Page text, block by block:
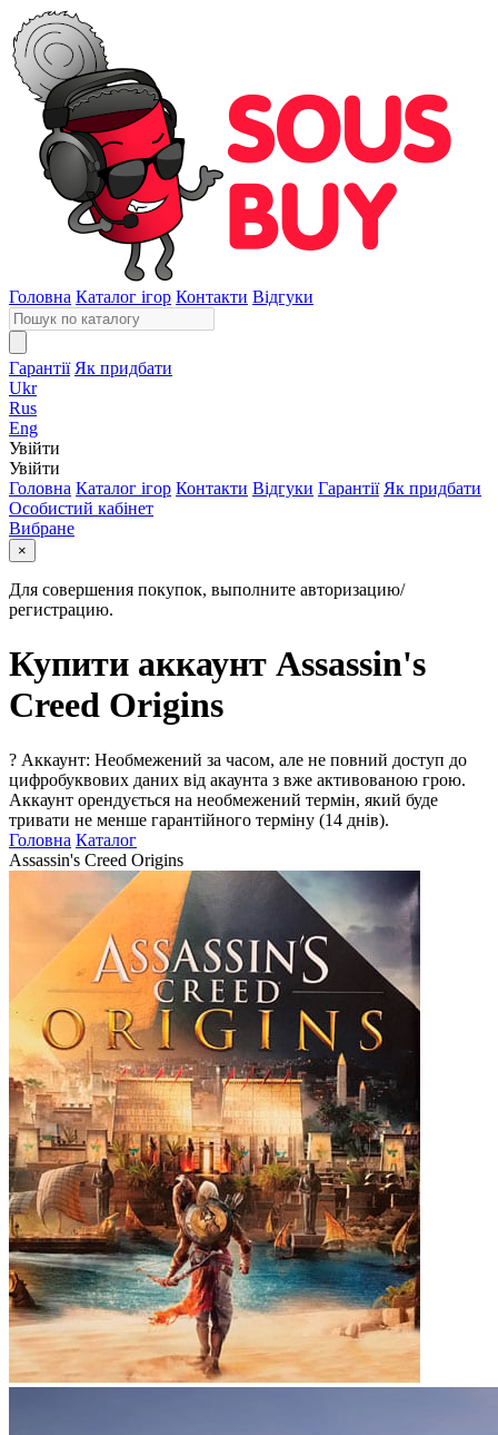
Головна Каталог ігор Контакти Відгуки
Гарантії Як придбати
Ukr
Rus
Eng
Увійти
Увійти
Головна Каталог ігор Контакти Відгуки Гарантії Як придбати
Особистий кабінет
Вибране
×
Для совершения покупок, выполните авторизацию/
регистрацию.
Купити аккаунт Assassin's
Creed Origins
? Аккаунт: Необмежений за часом, але не повний доступ до
цифробуквових даних від акаунта з вже активованою грою.
Аккаунт орендується на необмежений термін, який буде
тривати не менше гарантійного терміну (14 днів).
Головна Каталог
Assassin's Creed Origins